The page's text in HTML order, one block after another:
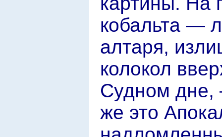
кобальта —
алтаря,
колокол
Судном дне,
же это